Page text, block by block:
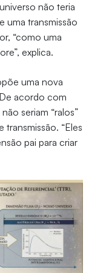
não teria
uma transmissão
“como uma
explica.
uma nova
acordo com
seriam “ralos”
transmissão. “Eles
pai para criar